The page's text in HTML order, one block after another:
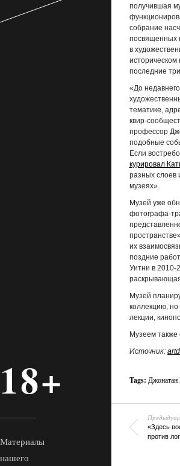
получившая
собрание
посвященных
в
историческом
последние
«До
тематике,
квир-
профессор
подобные
Если
курировал
разных слоев
музеях».
Музей уже
фотографа-
их
поздние
Уитни в 2010-
раскрывающая
Музей
коллекцию, но
лекции,
Музеем также
Источник:
Tags: Джонатан
«Здесь
против
18+
Материалы
нашего